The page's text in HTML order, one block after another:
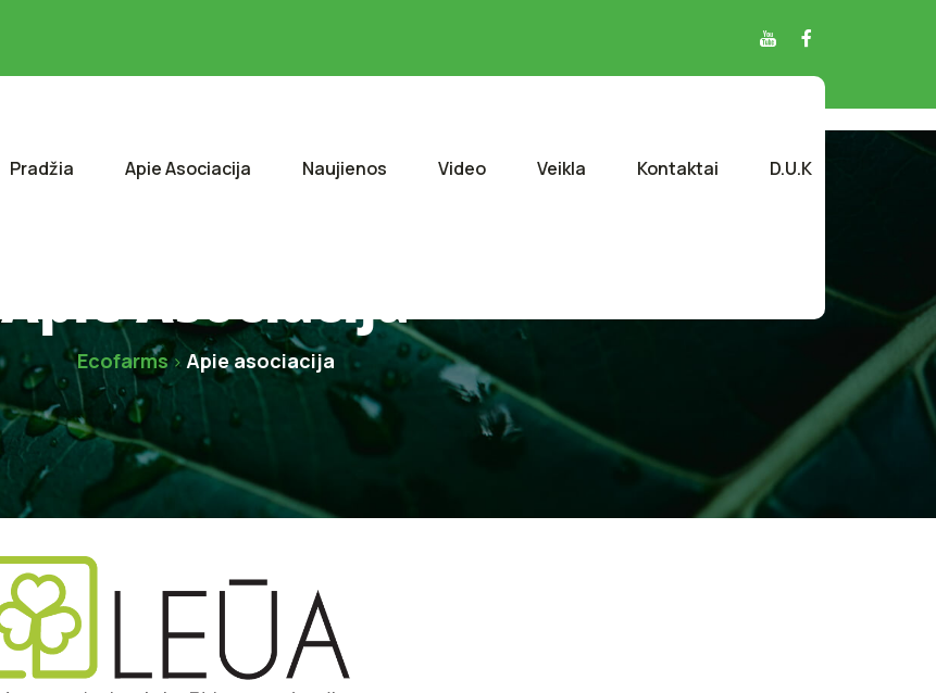
Pradžia Apie Asociacija Naujienos Video Veikla Kontaktai D.U.K
Apie Asociacija
Ecofarms>Apie asociacija